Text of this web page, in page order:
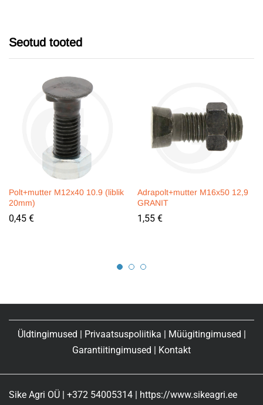
Seotud tooted
Polt+mutter M12x40 10.9 (liblik
20mm)
0,45 €
Adrapolt+mutter M16x50 12,9
GRANIT
1,55 €
Üldtingimused Privaatsuspoliitika Müügitingimused
Garantiitingimused
Kontakt
Sike Agri OÜ | +372 54005314 | https://www.sikeagri.ee